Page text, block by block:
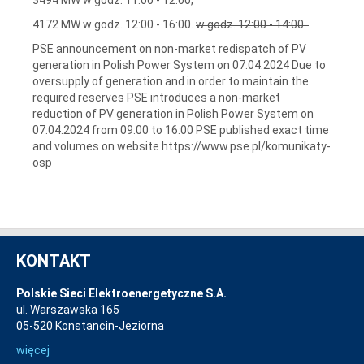
4172 MW w godz. 12:00 - 16:00. w godz. 12:00 - 14:00.
PSE announcement on non-market redispatch of PV
generation in Polish Power System on 07.04.2024 Due to
oversupply of generation and in order to maintain the
required reserves PSE introduces a non-market
reduction of PV generation in Polish Power System on
07.04.2024 from 09:00 to 16:00 PSE published exact time
and volumes on website https://www.pse.pl/komunikaty-
osp
KONTAKT
Polskie Sieci Elektroenergetyczne S.A.
ul. Warszawska 165
05-520 Konstancin-Jeziorna
więcej